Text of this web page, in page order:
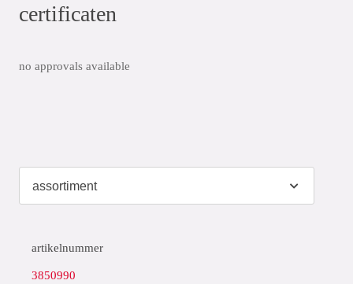
certificaten
no approvals available
artikelnummer
3850990